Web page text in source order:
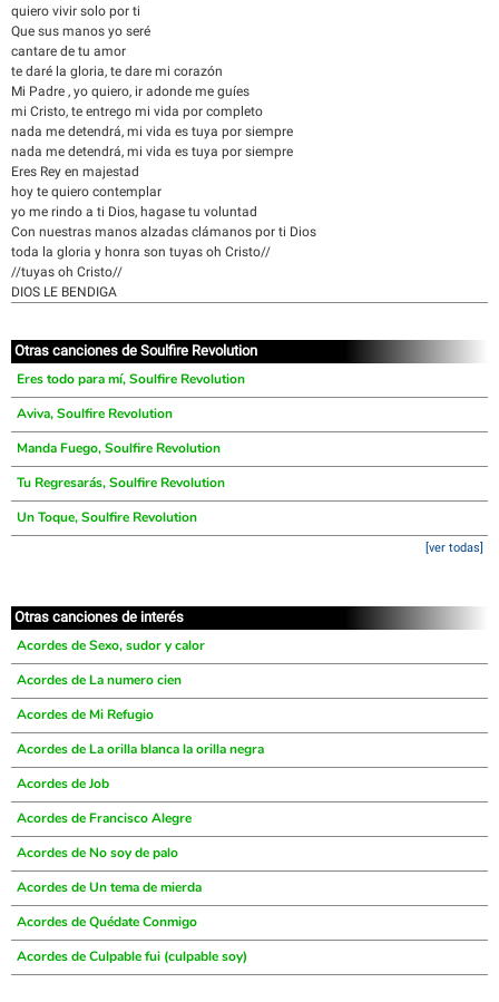
quiero vivir solo por ti
Que sus manos yo seré
cantare de tu amor
te daré la gloria, te dare mi corazón
Mi Padre , yo quiero, ir adonde me guíes
mi Cristo, te entrego mi vida por completo
nada me detendrá, mi vida es tuya por siempre
nada me detendrá, mi vida es tuya por siempre
Eres Rey en majestad
hoy te quiero contemplar
yo me rindo a ti Dios, hagase tu voluntad
Con nuestras manos alzadas clámanos por ti Dios
toda la gloria y honra son tuyas oh Cristo//
//tuyas oh Cristo//
DIOS LE BENDIGA
Otras canciones de Soulfire Revolution
Eres todo para mí, Soulfire Revolution
Aviva, Soulfire Revolution
Manda Fuego, Soulfire Revolution
Tu Regresarás, Soulfire Revolution
Un Toque, Soulfire Revolution
[ver todas]
Otras canciones de interés
Acordes de Sexo, sudor y calor
Acordes de La numero cien
Acordes de Mi Refugio
Acordes de La orilla blanca la orilla negra
Acordes de Job
Acordes de Francisco Alegre
Acordes de No soy de palo
Acordes de Un tema de mierda
Acordes de Quédate Conmigo
Acordes de Culpable fui (culpable soy)